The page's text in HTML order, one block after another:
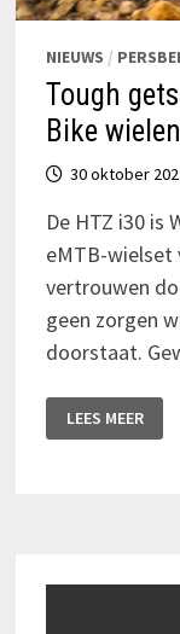
NIEUWS /
Tough
Bike
30 oktober
De HTZ i30 is
eMTB-wielset
vertrouwen
geen zorgen
doorstaat.
GETS
TOUGHER.
LEES MEER